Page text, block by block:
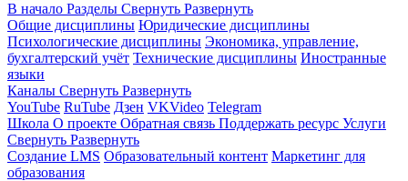
В начало Разделы Свернуть Развернуть
Общие дисциплины Юридические дисциплины
Психологические дисциплины Экономика, управление,
бухгалтерский учёт Технические дисциплины Иностранные
языки
Каналы Свернуть Развернуть
YouTube RuTube Дзен VKVideo Telegram
Школа О проекте Обратная связь Поддержать ресурс Услуги
Свернуть Развернуть
Создание LMS Образовательный контент Маркетинг для
образования